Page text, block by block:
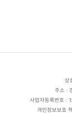
상
주소 :
사업자등록번호 :
개인정보보호